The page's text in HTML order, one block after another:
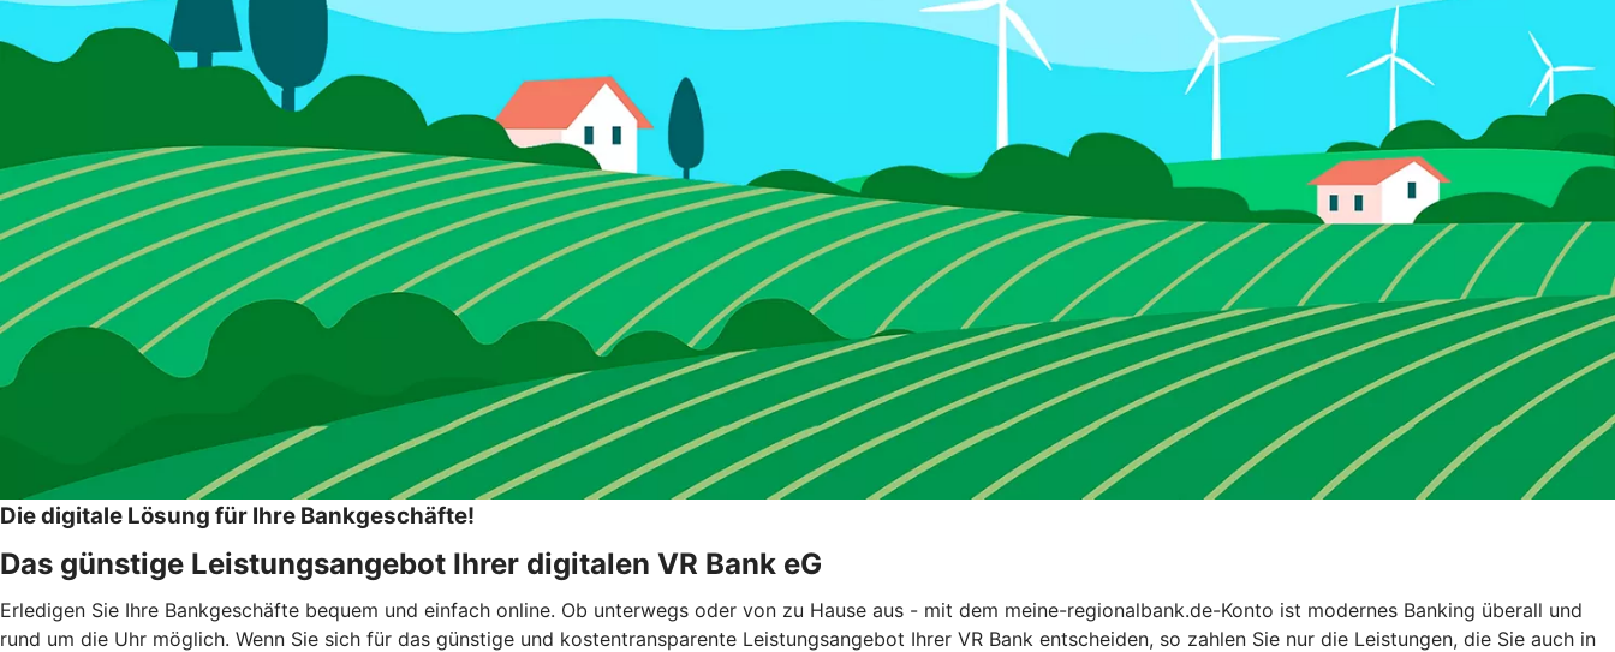
Die digitale Lösung für Ihre Bankgeschäfte!
Das günstige Leistungsangebot Ihrer digitalen VR Bank eG
Erledigen Sie Ihre Bankgeschäfte bequem und einfach online. Ob unterwegs oder von zu Hause aus - mit dem meine-regionalbank.de-Konto ist modernes Banking überall und
rund um die Uhr möglich. Wenn Sie sich für das günstige und kostentransparente Leistungsangebot Ihrer VR Bank entscheiden, so zahlen Sie nur die Leistungen, die Sie auch in